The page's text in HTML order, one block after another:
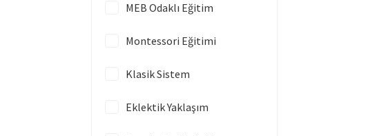
MEB Odaklı Eğitim
Montessori Eğitimi
Klasik Sistem
Eklektik Yaklaşım